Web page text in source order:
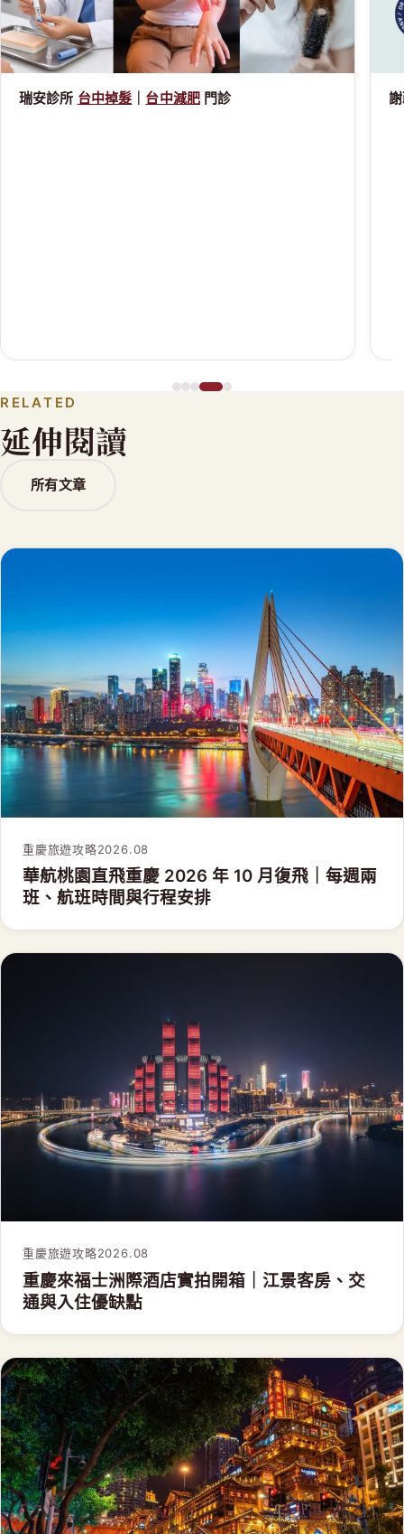
瑞安診所 台中掉髮 台中減肥 門診
RELATED
延伸閱讀
所有文章
重慶旅遊攻略2026.08
華航桃園直飛重慶 2026 年 10 月復飛｜每週兩
班、航班時間與行程安排
重慶旅遊攻略2026.08
重慶來福士洲際酒店實拍開箱｜江景客房、交
通與入住優缺點